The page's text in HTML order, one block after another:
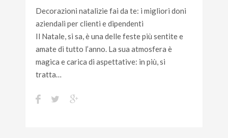
Decorazioni natalizie fai da te: i migliori doni
aziendali per clienti e dipendenti
Il Natale, si sa, è una delle feste più sentite e
amate di tutto l’anno. La sua atmosfera è
magica e carica di aspettative: in più, si
tratta…